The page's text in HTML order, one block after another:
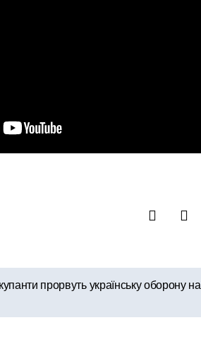
прорвуть українську оборону